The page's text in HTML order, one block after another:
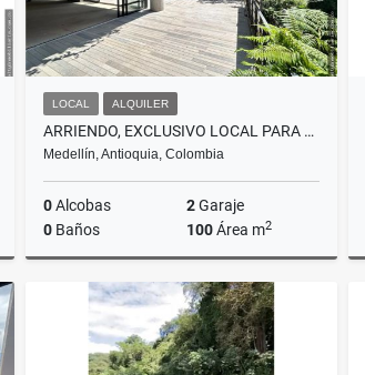
LOCAL ALQUILER
ARRIENDO, EXCLUSIVO LOCAL PARA ESTRENAR EN LAS LOMAS, EL POBLADO
Medellín, Antioquia, Colombia
0Alcobas 2Garaje
0 Baños 100Área m2
Alquiler
$19.000.000